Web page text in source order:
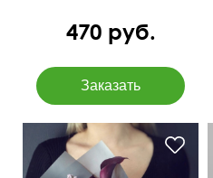
470 руб.